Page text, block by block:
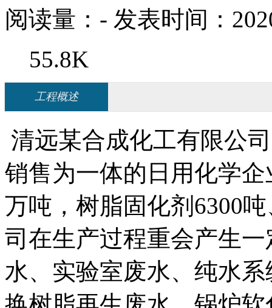
阅读量： - 发表时间：
55.8K
工程概述
清远某合成化工有限公
销售为一体的日用化学
万吨，树脂固化剂6300
司在生产过程重会产生
水、实验室废水、纯水